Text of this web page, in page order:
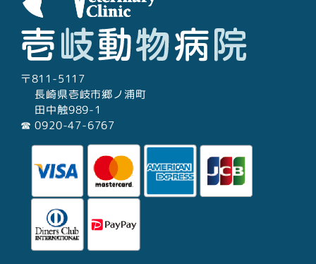
〒811-5117
長崎県壱岐市郷ノ浦町
田中触989-1
☎︎ 0920-47-6767